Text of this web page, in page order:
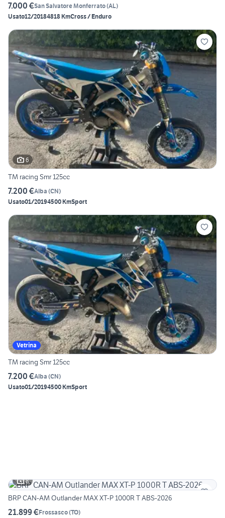
7.000 €San Salvatore Monferrato(AL)
Usato12/20184818 KmCross / Enduro
6
TM racing Smr 125cc
7.200 €Alba (CN)
Usato01/20194500 KmSport
Vetrina
TM racing Smr 125cc
7.200 €Alba (CN)
Usato01/20194500 KmSport
8
BRP CAN-AM Outlander MAX XT-P 1000R T ABS-2026
21.899 €Frossasco(TO)